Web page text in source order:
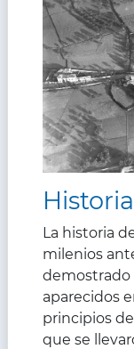
Historia
La historia
milenios
demostrado
aparecidos
principios
que se